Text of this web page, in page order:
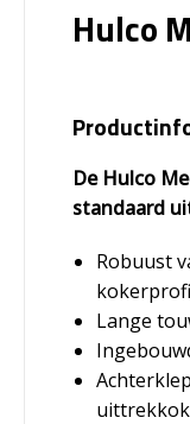
Hulco
De Hulco
standaard
Robuust
Lange